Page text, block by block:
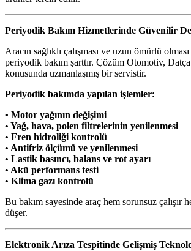
Periyodik Bakım Hizmetlerinde Güvenilir
Aracın sağlıklı çalışması ve uzun ömürlü
periyodik bakım şarttır. Çözüm Otomotiv,
konusunda uzmanlaşmış bir servistir.
Periyodik bakımda yapılan işlemler:
• Motor yağının değişimi
• Yağ, hava, polen filtrelerinin yenilenmesi
• Fren hidroliği kontrolü
• Antifriz ölçümü ve yenilenmesi
• Lastik basıncı, balans ve rot ayarı
• Akü performans testi
• Klima gazı kontrolü
Bu bakım sayesinde araç hem sorunsuz çalışır
düşer.
Elektronik Arıza Tespitinde Gelişmiş